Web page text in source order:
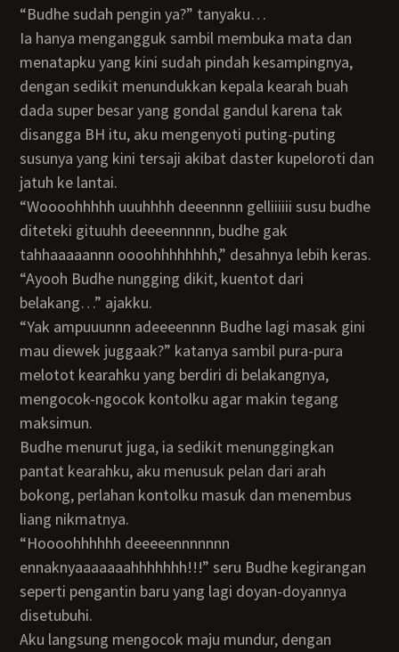
“Budhe sudah pengin ya?” tanyaku…
Ia hanya mengangguk sambil membuka mata dan
menatapku yang kini sudah pindah kesampingnya,
dengan sedikit menundukkan kepala kearah buah
dada super besar yang gondal gandul karena tak
disangga BH itu, aku mengenyoti puting-puting
susunya yang kini tersaji akibat daster kupeloroti dan
jatuh ke lantai.
“Woooohhhhh uuuhhhh deeennnn gelliiiiii susu budhe
diteteki gituuhh deeeennnnn, budhe gak
tahhaaaaannn oooohhhhhhhh,” desahnya lebih keras.
“Ayooh Budhe nungging dikit, kuentot dari
belakang…” ajakku.
“Yak ampuuunnn adeeeennnn Budhe lagi masak gini
mau diewek juggaak?” katanya sambil pura-pura
melotot kearahku yang berdiri di belakangnya,
mengocok-ngocok kontolku agar makin tegang
maksimun.
Budhe menurut juga, ia sedikit menunggingkan
pantat kearahku, aku menusuk pelan dari arah
bokong, perlahan kontolku masuk dan menembus
liang nikmatnya.
“Hoooohhhhhh deeeeennnnnnn
ennaknyaaaaaaahhhhhhh!!!” seru Budhe kegirangan
seperti pengantin baru yang lagi doyan-doyannya
disetubuhi.
Aku langsung mengocok maju mundur, dengan